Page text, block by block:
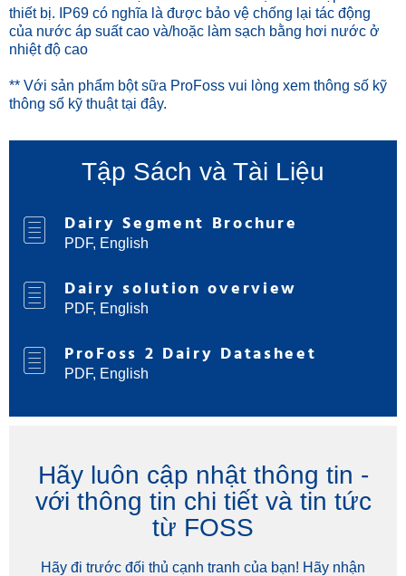
thiết bị. IP69 có nghĩa là được bảo vệ chống lại tác động
của nước áp suất cao và/hoặc làm sạch bằng hơi nước ở
nhiệt độ cao
** Với sản phẩm bột sữa ProFoss vui lòng xem thông số kỹ
thông số kỹ thuật tại đây.
Tập Sách và Tài Liệu
Dairy Segment Brochure
PDF, English
Dairy solution overview
PDF, English
ProFoss 2 Dairy Datasheet
PDF, English
Hãy luôn cập nhật thông tin -
với thông tin chi tiết và tin tức
từ FOSS
Hãy đi trước đối thủ cạnh tranh của bạn! Hãy nhận